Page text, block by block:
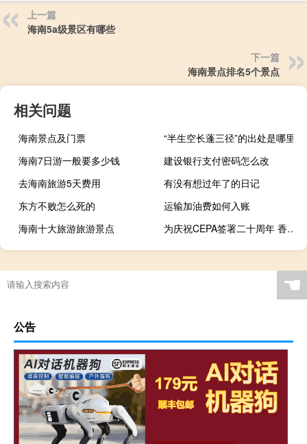
上一篇
海南5a级景区有哪些
下一篇
海南景点排名5个景点
相关问题
海南景点及门票
“半生空长蓬三径”的出处是哪里
海南7日游一般要多少钱
建设银行支付密码怎么改
去海南旅游5天费用
有没有想过年了的日记
东方不败怎么死的
运输加油费如何入账
海南十大旅游旅游景点
为庆祝CEPA签署二十周年 香港工业贸易署将举办巡回展览
☚
公告